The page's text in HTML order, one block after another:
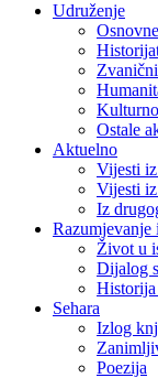
Udruženje
Ostale
Aktuelno
Vijesti
Vijesti
Iz
Razumjevanje
Život u
Dijalog
Historija
Sehara
Izlog
Poezija